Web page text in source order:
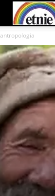
antropologia